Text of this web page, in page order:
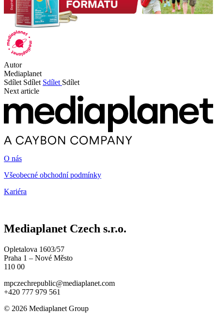
Autor
Mediaplanet
Sdílet Sdílet Sdílet Sdílet
Next article
O nás
Všeobecné obchodní podmínky
Kariéra
Mediaplanet Czech s.r.o.
Opletalova 1603/57
Praha 1 – Nové Město
110 00
mpczechrepublic@mediaplanet.com
+420 777 979 561
© 2026 Mediaplanet Group